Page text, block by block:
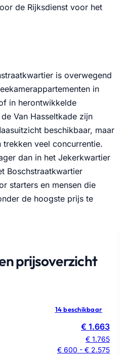
de Rijksdienst voor het
is overwegend
in
in herontwikkelde
Van Hasseltkade zijn
beschikbaar, maar
veel concurrentie.
dan in het Jekerkwartier
Boschstraatkwartier
starters en mensen die
de hoogste prijs te
prijsoverzicht
14 beschikbaar
€ 1.663
€ 1.765
€ 600 - € 2.575